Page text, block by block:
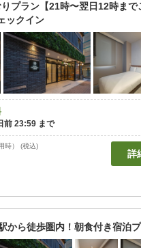
プラン【21時〜翌日12時まで
ックイン
時） (税込)
詳
から徒歩圏内！朝食付き宿泊プ